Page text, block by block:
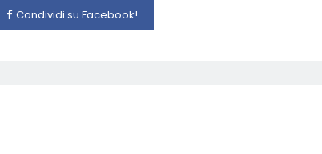
Condividi su Facebook!